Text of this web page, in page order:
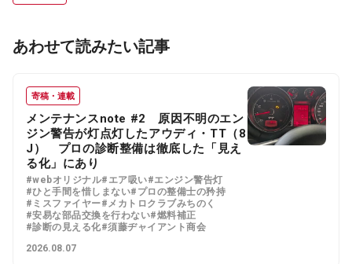
あわせて読みたい記事
寄稿・連載
メンテナンスnote #2 原因不明のエン
ジン警告が灯点灯したアウディ・TT（8
J） プロの診断整備は徹底した「見え
る化」にあり
#webオリジナル#エア吸い#エンジン警告灯
#ひと手間を惜しまない#プロの整備士の矜持
#ミスファイヤー#メカトロクラブみちのく
#安易な部品交換を行わない#燃料補正
#診断の見える化#須藤ヂャイアント商会
2026.08.07